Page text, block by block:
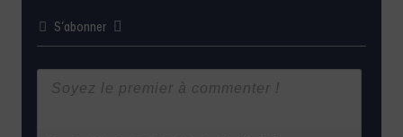
S’abonner